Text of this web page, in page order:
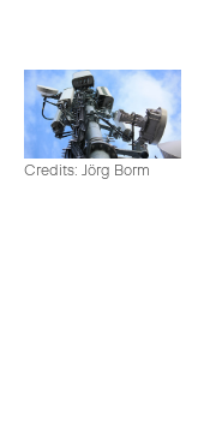
Credits: Jörg Borm